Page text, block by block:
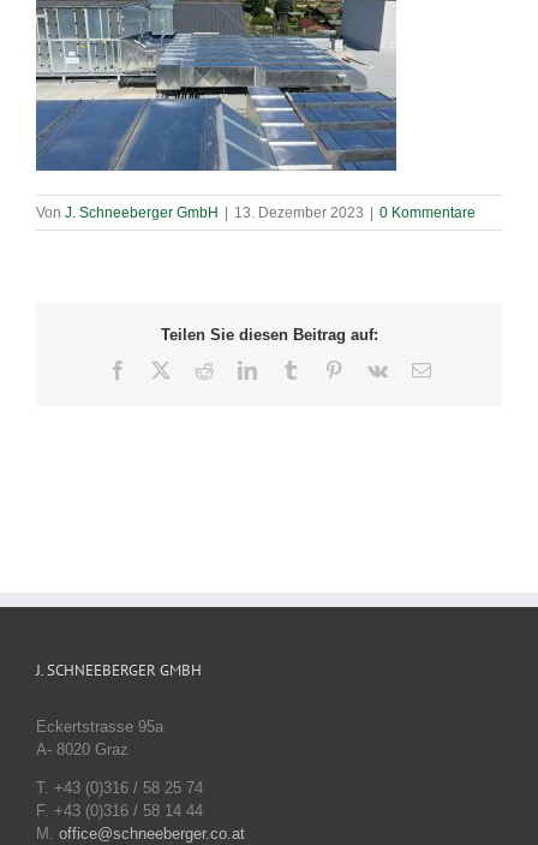
Von J. Schneeberger GmbH 13. Dezember 2023 0 Kommentare
Teilen Sie diesen Beitrag auf:
Facebook RedditLinkedInTumblr Pinterest
Vk
E-
J. SCHNEEBERGER GMBH
Eckertstrasse 95a
A- 8020 Graz
T. +43 (0)316 / 58 25 74
F. +43 (0)316 / 58 14 44
M. office@schneeberger.co.at